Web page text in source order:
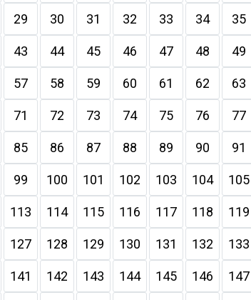
29 30 31 32 33 34 35
43 44 45 46 47 48 49
57 58 59 60 61 62 63
71 72 73 74 75 76 77
85 86 87 88 89 90 91
99 100 101 102 103 104 105
113 114 115 116 117 118 119
127 128 129 130 131 132 133
141 142 143 144 145 146 147